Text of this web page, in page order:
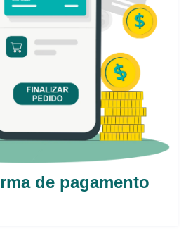
de pagamento